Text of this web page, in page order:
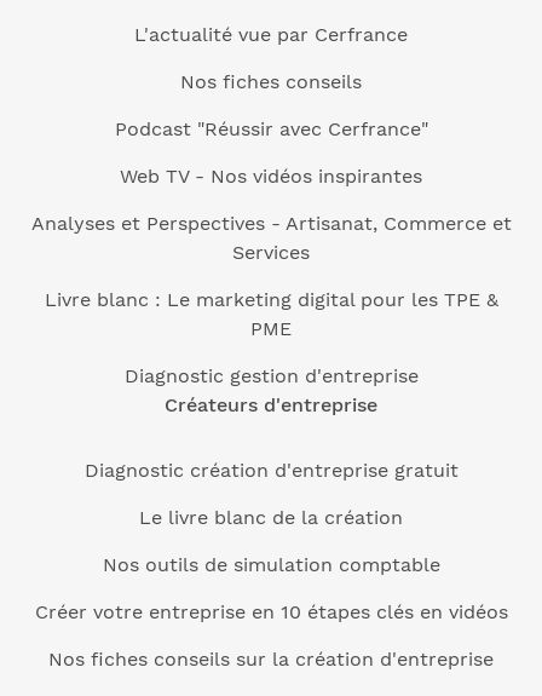
L'actualité vue par Cerfrance
Nos fiches conseils
Podcast "Réussir avec Cerfrance"
Web TV - Nos vidéos inspirantes
Analyses et Perspectives - Artisanat, Commerce et
Services
Livre blanc : Le marketing digital pour les TPE &
PME
Diagnostic gestion d'entreprise
Créateurs d'entreprise
Diagnostic création d'entreprise gratuit
Le livre blanc de la création
Nos outils de simulation comptable
Créer votre entreprise en 10 étapes clés en vidéos
Nos fiches conseils sur la création d'entreprise